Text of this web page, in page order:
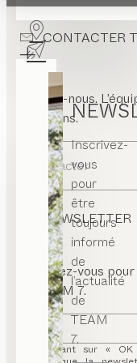
Inscrivez-
vous
pour
être
toujours
informé
de
l’actualité
de
TEAM
7.
CONTACTER
Écrivez-nous.
questions.
Contacter
NEWSLETTER
Inscrivez-vous
de TEAM 7.
En cliquant sur «